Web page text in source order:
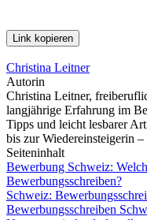
Link kopieren
Christina Leitner
Autorin
Christina Leitner,
langjährige Erfahrung im
Tipps und leicht lesbarer
bis zur Wiedereinsteigerin –
Seiteninhalt
Bewerbung Schweiz:
Bewerbungsschreiben?
Schweiz:
Bewerbungsschreiben